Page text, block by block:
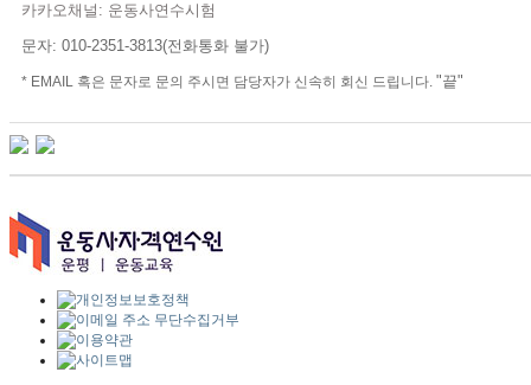
카카오채널 : 운동사연수시험
문자: 010-2351-3813(전화통화 불가)
* EMAIL 혹은 문자로 문의 주시면 담당자가 신속히 회신 드립니다. "끝"